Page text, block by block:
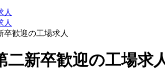
人
人
卒歓迎の工場求人
二新卒歓迎の工場求